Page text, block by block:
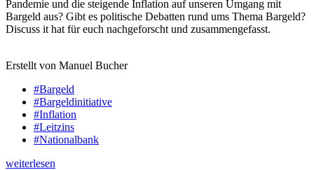
Pandemie und die steigende Inflation auf unseren Umgang mit
Bargeld aus? Gibt es politische Debatten rund ums Thema Bargeld?
Discuss it hat für euch nachgeforscht und zusammengefasst.
Erstellt von Manuel Bucher
#Bargeld
#Bargeldinitiative
#Inflation
#Leitzins
#Nationalbank
weiterlesen